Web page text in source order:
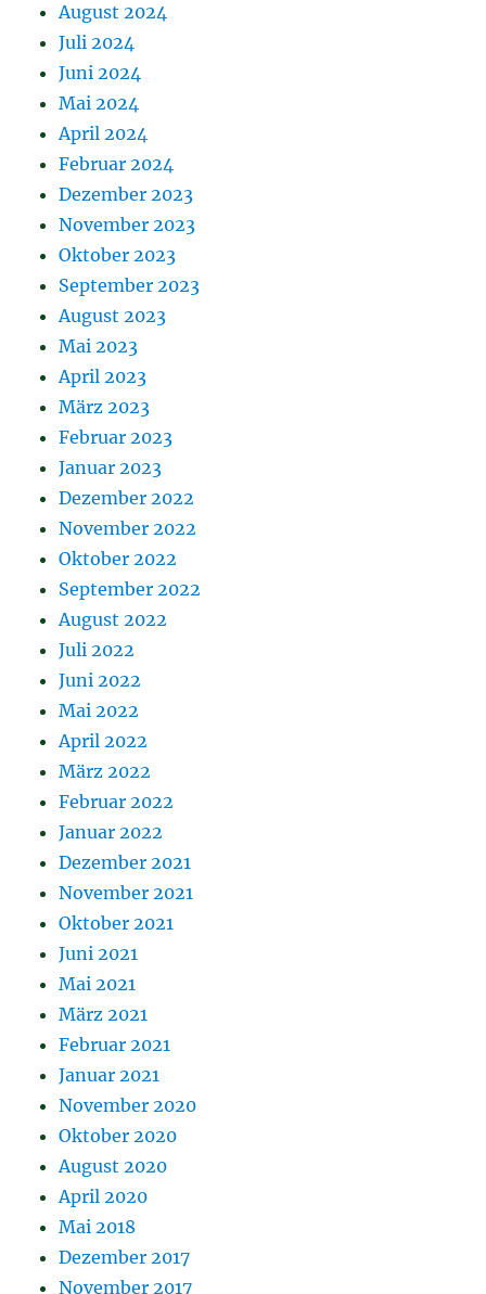
August 2024
Juli 2024
Juni 2024
Mai 2024
April 2024
Februar 2024
Dezember 2023
November 2023
Oktober 2023
September 2023
August 2023
Mai 2023
April 2023
März 2023
Februar 2023
Januar 2023
Dezember 2022
November 2022
Oktober 2022
September 2022
August 2022
Juli 2022
Juni 2022
Mai 2022
April 2022
März 2022
Februar 2022
Januar 2022
Dezember 2021
November 2021
Oktober 2021
Juni 2021
Mai 2021
März 2021
Februar 2021
Januar 2021
November 2020
Oktober 2020
August 2020
April 2020
Mai 2018
Dezember 2017
November 2017